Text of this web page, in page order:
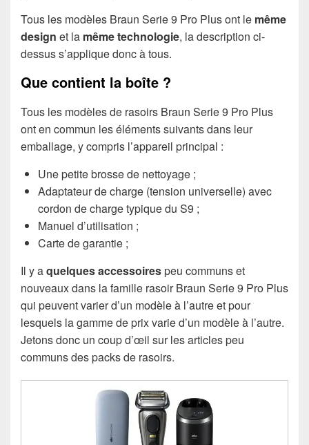
Tous les modèles Braun Serie 9 Pro Plus ont le même
design et la même technologie, la description ci-
dessus s’applique donc à tous.
Que contient la boîte ?
Tous les modèles de rasoirs Braun Serie 9 Pro Plus
ont en commun les éléments suivants dans leur
emballage, y compris l’appareil principal :
Une petite brosse de nettoyage ;
Adaptateur de charge (tension universelle) avec
cordon de charge typique du S9 ;
Manuel d’utilisation ;
Carte de garantie ;
Il y aquelques accessoirespeu communs et
nouveaux dans la famille rasoir Braun Serie 9 Pro Plus
qui peuvent varier d’un modèle à l’autre et pour
lesquels la gamme de prix varie d’un modèle à l’autre.
Jetons donc un coup d’œil sur les articles peu
communs des packs de rasoirs.